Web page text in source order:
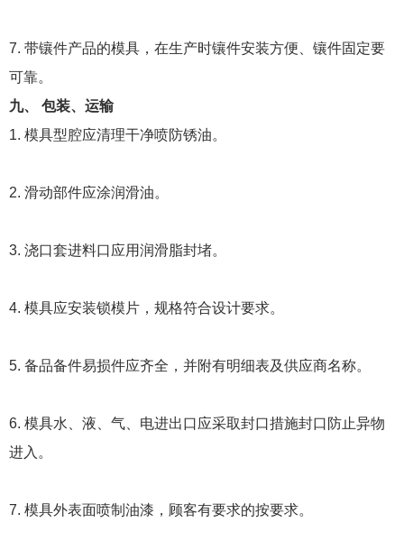
7. 带镶件产品的模具，在生产时镶件安装方便、镶件固定要
可靠。
九、 包装、运输
1. 模具型腔应清理干净喷防锈油。
2. 滑动部件应涂润滑油。
3. 浇口套进料口应用润滑脂封堵。
4. 模具应安装锁模片，规格符合设计要求。
5. 备品备件易损件应齐全，并附有明细表及供应商名称。
6. 模具水、液、气、电进出口应采取封口措施封口防止异物
进入。
7. 模具外表面喷制油漆，顾客有要求的按要求。